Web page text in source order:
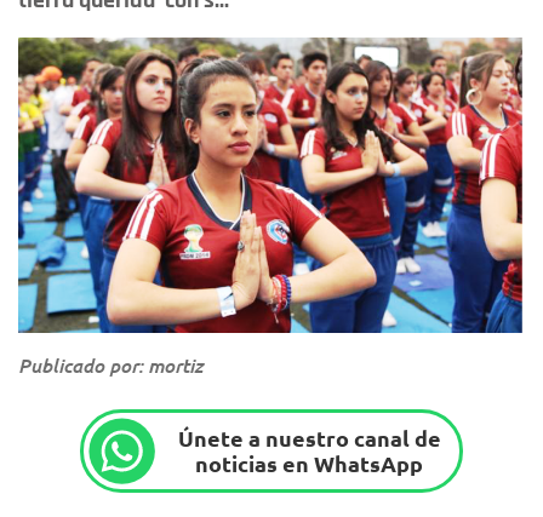
Publicado por: mortiz
Únete a nuestro canal de
noticias en WhatsApp